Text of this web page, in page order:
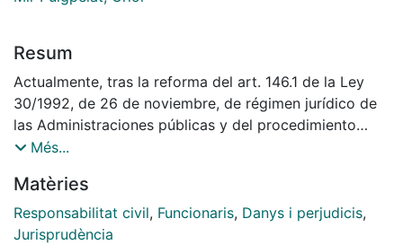
Resum
Actualmente, tras la reforma del art. 146.1 de la Ley
30/1992, de 26 de noviembre, de régimen jurídico de
las Administraciones públicas y del procedimiento
administrativo común (LRJPAC) llevada a cabo por la
víctimas de daños causados por los funcionarios y
demás agentes públicos en el ejercicio de sus
funciones están obligadas a dirigir su reclamación
Més...
Matèries
Responsabilitat civil, Funcionaris, Danys i perjudicis,
Jurisprudència